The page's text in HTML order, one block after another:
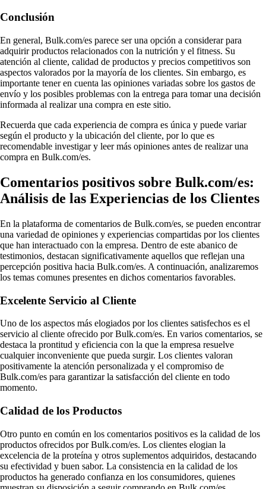
Conclusión
En general, Bulk.com/es parece ser una opción a considerar para
adquirir productos relacionados con la nutrición y el fitness. Su
atención al cliente, calidad de productos y precios competitivos son
aspectos valorados por la mayoría de los clientes. Sin embargo, es
importante tener en cuenta las opiniones variadas sobre los gastos de
envío y los posibles problemas con la entrega para tomar una decisión
informada al realizar una compra en este sitio.
Recuerda que cada experiencia de compra es única y puede variar
según el producto y la ubicación del cliente, por lo que es
recomendable investigar y leer más opiniones antes de realizar una
compra en Bulk.com/es.
Comentarios positivos sobre Bulk.com/es:
Análisis de las Experiencias de los Clientes
En la plataforma de comentarios de Bulk.com/es, se pueden encontrar
una variedad de opiniones y experiencias compartidas por los clientes
que han interactuado con la empresa. Dentro de este abanico de
testimonios, destacan significativamente aquellos que reflejan una
percepción positiva hacia Bulk.com/es. A continuación, analizaremos
los temas comunes presentes en dichos comentarios favorables.
Excelente Servicio al Cliente
Uno de los aspectos más elogiados por los clientes satisfechos es el
servicio al cliente ofrecido por Bulk.com/es. En varios comentarios, se
destaca la prontitud y eficiencia con la que la empresa resuelve
cualquier inconveniente que pueda surgir. Los clientes valoran
positivamente la atención personalizada y el compromiso de
Bulk.com/es para garantizar la satisfacción del cliente en todo
momento.
Calidad de los Productos
Otro punto en común en los comentarios positivos es la calidad de los
productos ofrecidos por Bulk.com/es. Los clientes elogian la
excelencia de la proteína y otros suplementos adquiridos, destacando
su efectividad y buen sabor. La consistencia en la calidad de los
productos ha generado confianza en los consumidores, quienes